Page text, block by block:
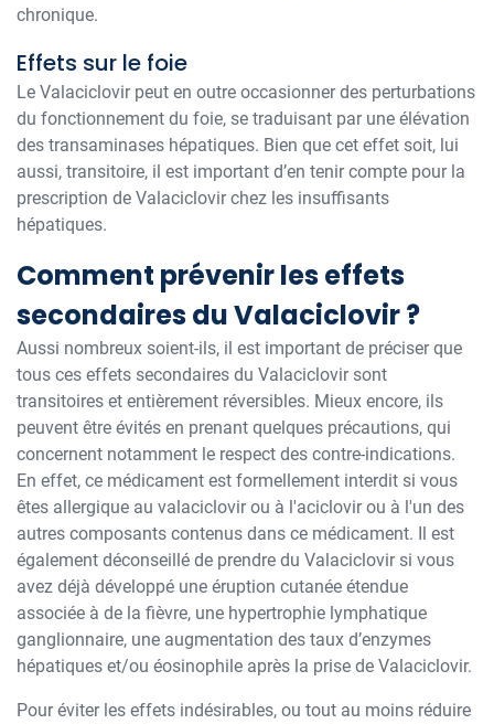
chronique.
Effets sur le foie
Le Valaciclovir peut en outre occasionner des perturbations
du fonctionnement du foie, se traduisant par une élévation
des transaminases hépatiques. Bien que cet effet soit, lui
aussi, transitoire, il est important d’en tenir compte pour la
prescription de Valaciclovir chez les insuffisants
hépatiques.
Comment prévenir les effets
secondaires du Valaciclovir ?
Aussi nombreux soient-ils, il est important de préciser que
tous ces effets secondaires du Valaciclovir sont
transitoires et entièrement réversibles. Mieux encore, ils
peuvent être évités en prenant quelques précautions, qui
concernent notamment le respect des contre-indications.
En effet, ce médicament est formellement interdit si vous
êtes allergique au valaciclovir ou à l'aciclovir ou à l'un des
autres composants contenus dans ce médicament. Il est
également déconseillé de prendre du Valaciclovir si vous
avez déjà développé une éruption cutanée étendue
associée à de la fièvre, une hypertrophie lymphatique
ganglionnaire, une augmentation des taux d’enzymes
hépatiques et/ou éosinophile après la prise de Valaciclovir.
Pour éviter les effets indésirables, ou tout au moins réduire